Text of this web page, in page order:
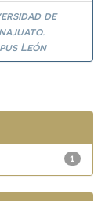
de
León
1